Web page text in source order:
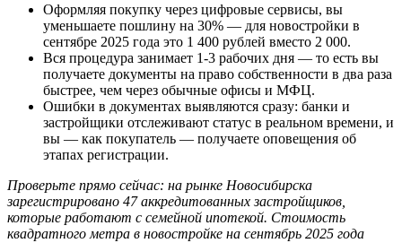
Оформляя покупку через цифровые сервисы, вы
уменьшаете пошлину на 30% — для новостройки в
сентябре 2025 года это 1 400 рублей вместо 2 000.
Вся процедура занимает 1-3 рабочих дня — то есть вы
получаете документы на право собственности в два раза
быстрее, чем через обычные офисы и МФЦ.
Ошибки в документах выявляются сразу: банки и
застройщики отслеживают статус в реальном времени, и
вы — как покупатель — получаете оповещения об
этапах регистрации.
Проверьте прямо сейчас: на рынке Новосибирска
зарегистрировано 47 аккредитованных застройщиков,
которые работают с семейной ипотекой. Стоимость
квадратного метра в новостройке на сентябрь 2025 года